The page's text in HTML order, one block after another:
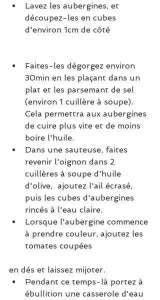
Lavez les aubergines, et
découpez-les en cubes
d'environ 1cm de côté
Faites-les dégorgez environ
30min en les plaçant dans un
plat et les parsemant de sel
(environ 1 cuillère à soupe).
Cela permettra aux aubergines
de cuire plus vite et de moins
boire l'huile.
Dans une sauteuse, faites
revenir l'oignon dans 2
cuillères à soupe d'huile
d'olive,  ajoutez l'ail écrasé,
puis les cubes d'aubergines
rincés à l'eau claire.
Lorsque l'aubergine commence
à prendre couleur, ajoutez les
tomates coupées
en dés et laissez mijoter.
Pendant ce temps-là portez à
ébullition une casserole d'eau